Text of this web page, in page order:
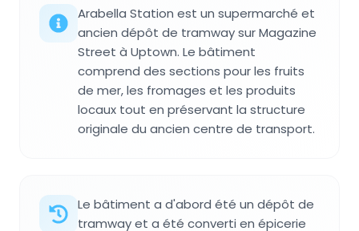
Arabella Station est un supermarché et
ancien dépôt de tramway sur Magazine
Street à Uptown. Le bâtiment
comprend des sections pour les fruits
de mer, les fromages et les produits
locaux tout en préservant la structure
originale du ancien centre de transport.
Le bâtiment a d'abord été un dépôt de
tramway et a été converti en épicerie